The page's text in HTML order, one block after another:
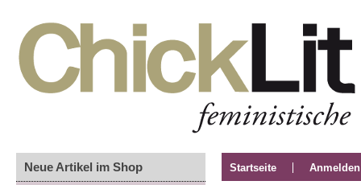
Neue Artikel im Shop Startseite Anmelden